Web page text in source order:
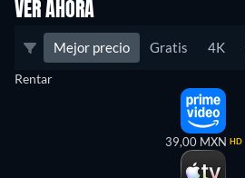
VER AHORA
Mejor precio Gratis 4K
Rentar
39,00 MXN HD